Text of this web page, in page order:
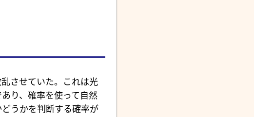
させていた。これは光
り、確率を使って自然
うかを判断する確率が